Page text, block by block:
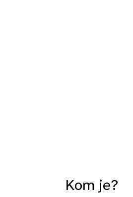
Kom je?